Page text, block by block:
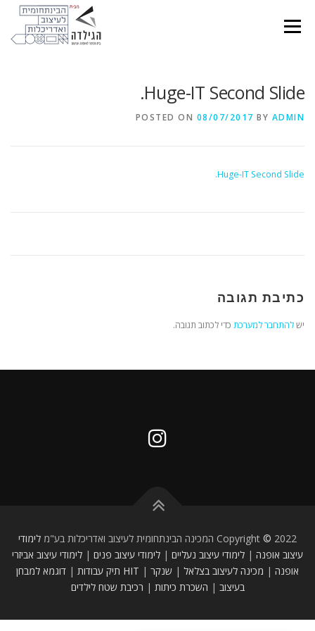
content
Menu
Huge-IT Second Slide.
POSTED ON 08/07/2017 BY ADMIN
Huge-IT Second Slide.
כתיבת תגובה
ישלהתחבר למערכת כדי לכתוב תגובה.
Copyright © 2022 המכינה הבינתחומית לעיצוב ואדריכלות בע"מ
לימודי
עיצוב אופנה | לימודי עיצוב נעליים | לימודי עיצוב פנים | לימודי עיצוב אביזרי
אופנה | מכינה לעיצוב בצלאל | שנקר |
HIT תיק עבודות | דוגמא למבחן
בעיצוב | השכרת כיתות | רכיבת שטח לילדים